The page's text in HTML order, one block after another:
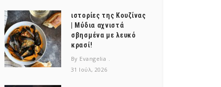
ιστορίες της Κουζίνας
| Μύδια αχνιστά
σβησμένα με λευκό
κρασί!
By Evangelia
31 Ιούλ, 2026